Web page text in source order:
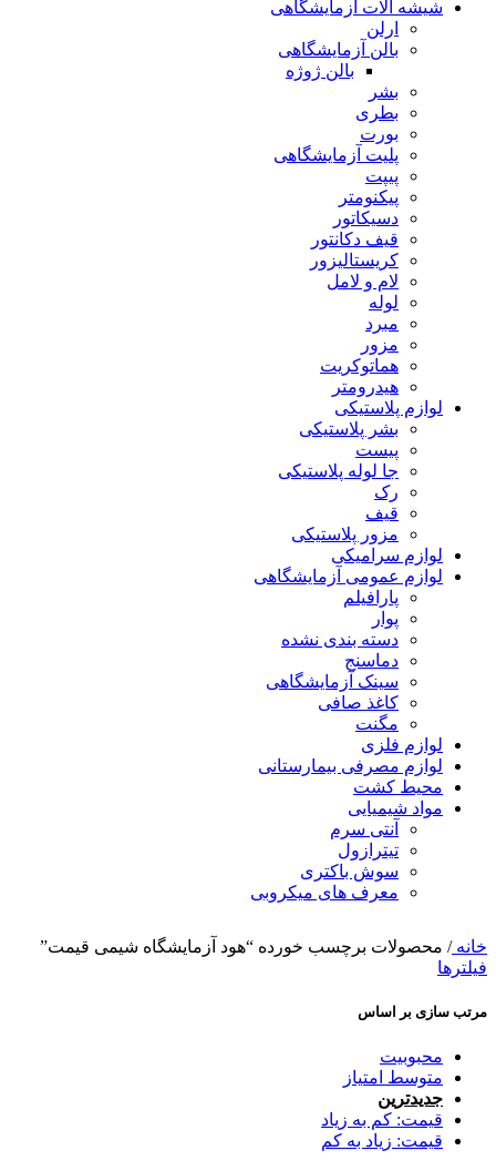
شیشه آلات آزمایشگاهی
ارلن
بالن آزمایشگاهی
بالن ژوژه
بشر
بطری
بورت
پلیت آزمایشگاهی
پیپت
پیکنومتر
دسیکاتور
قیف دکانتور
کریستالیزور
لام و لامل
لوله
مبرد
مزور
هماتوکریت
هیدرومتر
لوازم پلاستیکی
بشر پلاستیکی
پیست
جا لوله پلاستیکی
رک
قیف
مزور پلاستیکی
لوازم سرامیکی
لوازم عمومی آزمایشگاهی
پارافیلم
پوار
دسته بندی نشده
دماسنج
سینک آزمایشگاهی
کاغذ صافی
مگنت
لوازم فلزی
لوازم مصرفی بیمارستانی
محیط کشت
مواد شیمیایی
آنتی سرم
تیترازول
سوش باکتری
معرف های میکروبی
خانه/ محصولات برچسب خورده “هود آزمایشگاه شیمی قیمت”
فیلترها
مرتب سازی بر اساس
محبوبیت
متوسط امتیاز
جدیدترین
قیمت: کم به زیاد
قیمت: زیاد به کم